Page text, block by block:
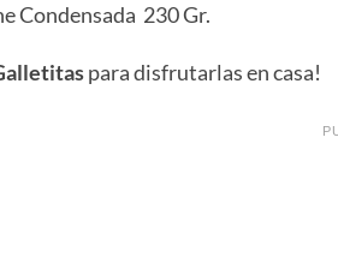
Condensada 230 Gr.
para disfrutarlas en casa!